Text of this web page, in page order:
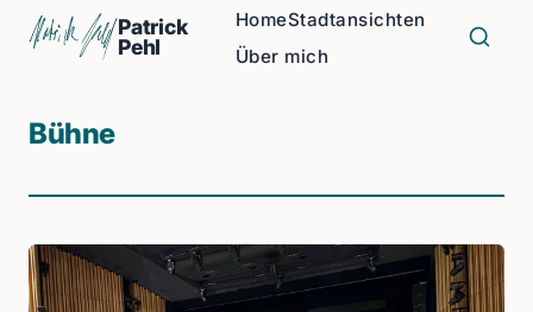
Patrick
Pehl
HomeStadtansichten
Über mich
Bühne